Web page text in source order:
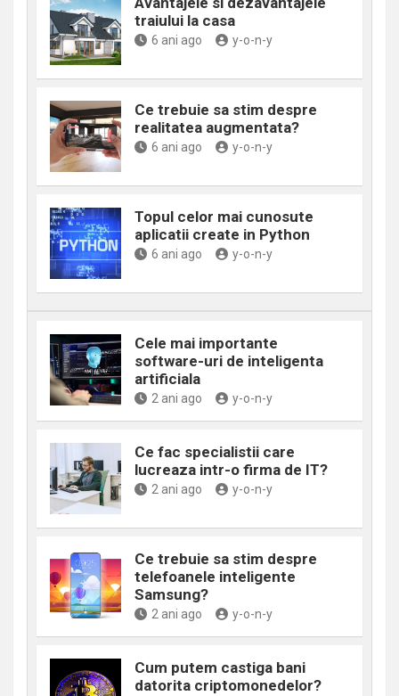
traiului la casa
6 ani ago y-o-n-y
Ce trebuie sa stim despre
realitatea augmentata?
6 ani ago y-o-n-y
Topul celor mai cunosute
aplicatii create in Python
6 ani ago y-o-n-y
Cele mai importante
software-uri de inteligenta
artificiala
2 ani ago y-o-n-y
Ce fac specialistii care
lucreaza intr-o firma de IT?
2 ani ago y-o-n-y
Ce trebuie sa stim despre
telefoanele inteligente
Samsung?
2 ani ago y-o-n-y
Cum putem castiga bani
datorita criptomonedelor?